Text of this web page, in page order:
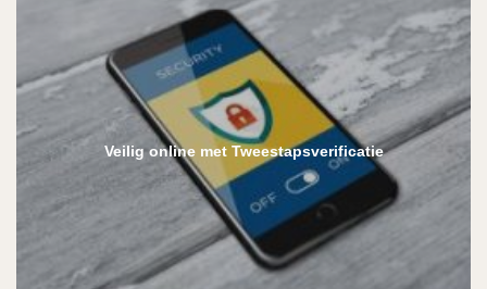
Veilig online met Tweestapsverificatie